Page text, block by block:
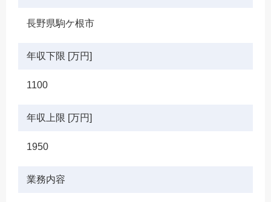
長野県駒ケ根市
年収下限 [万円]
1100
年収上限 [万円]
1950
業務内容